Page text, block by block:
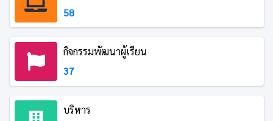
58
กิจกรรมพัฒนาผู้เรียน
37
บริหาร